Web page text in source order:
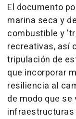
El documento
marina seca y
combustible y
recreativas, así
tripulación de
que incorporar
resiliencia al
de modo que